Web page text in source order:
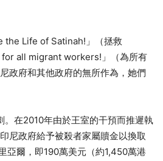
the Life of Satinah!」（拯救
all migrant workers!」（為所有
政府和其他政府的無所作為，她們
。在2010年由於王室的干預而推遲執
尼政府給予被殺者家屬贖金以換取
亞爾，即190萬美元（約1,450萬港